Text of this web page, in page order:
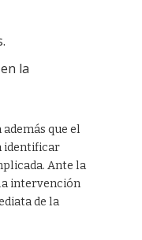
la
que el
identificar
Ante la
intervención
de la